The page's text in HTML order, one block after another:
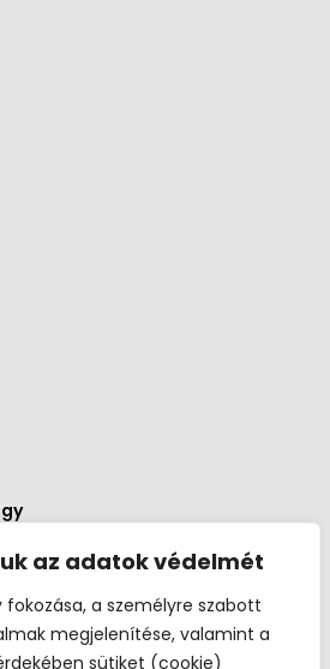
az adatok védelmét
fokozása, a személyre szabott
megjelenítése, valamint a
sütiket (cookie)